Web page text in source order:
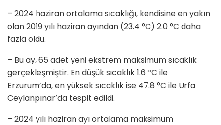
– 2024 haziran ortalama sıcaklığı, kendisine en yakın
olan 2019 yılı haziran ayından (23.4 °C) 2.0 °C daha
fazla oldu.
– Bu ay, 65 adet yeni ekstrem maksimum sıcaklık
gerçekleşmiştir. En düşük sıcaklık 1.6 ºC ile
Erzurum’da, en yüksek sıcaklık ise 47.8 °C ile Urfa
Ceylanpınar’da tespit edildi.
– 2024 yılı haziran ayı ortalama maksimum